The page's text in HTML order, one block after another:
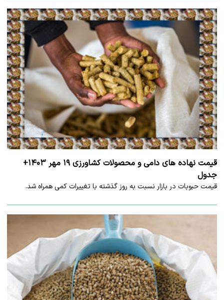
قیمت نهاده های دامی و محصولات کشاورزی ۱۹ مهر ۱۴۰۳+
جدول
قیمت حبوبات در بازار نسبت به روز گذشته با تغییرات کمی همراه شد.